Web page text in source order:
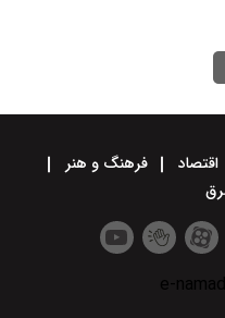
اقتصاد
فرهنگ و هنر